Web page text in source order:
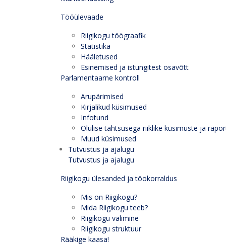
Tööülevaade
Riigikogu töögraafik
Statistika
Hääletused
Esinemised ja istungitest osavõtt
Parlamentaarne kontroll
Arupärimised
Kirjalikud küsimused
Infotund
Olulise tähtsusega riiklike küsimuste ja
Muud küsimused
Tutvustus ja ajalugu
Tutvustus ja ajalugu
Riigikogu ülesanded ja töökorraldus
Mis on Riigikogu?
Mida Riigikogu teeb?
Riigikogu valimine
Riigikogu struktuur
Rääkige kaasa!